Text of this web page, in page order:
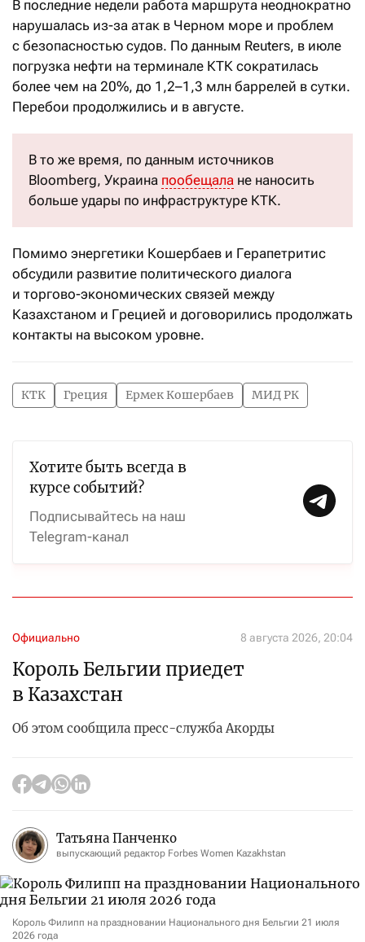
В последние недели работа маршрута неоднократно
нарушалась из-за атак в Черном море и проблем
с безопасностью судов. По данным Reuters, в июле
погрузка нефти на терминале КТК сократилась
более чем на 20%, до 1,2–1,3 млн баррелей в сутки.
Перебои продолжились и в августе.
В то же время, по данным источников
Bloomberg, Украина пообещала не наносить
больше удары по инфраструктуре КТК.
Помимо энергетики Кошербаев и Герапетритис
обсудили развитие политического диалога
и торгово-экономических связей между
Казахстаном и Грецией и договорились продолжать
контакты на высоком уровне.
КТК Греция Ермек Кошербаев МИД РК
Хотите быть всегда в
курсе событий?
Подписывайтесь на наш
Telegram-канал
Официально 8 августа 2026, 20:04
Король Бельгии приедет
в Казахстан
Об этом сообщила пресс-служба Акорды
Татьяна Панченко
выпускающий редактор Forbes Women Kazakhstan
Король Филипп на праздновании Национального дня Бельгии 21 июля
2026 года